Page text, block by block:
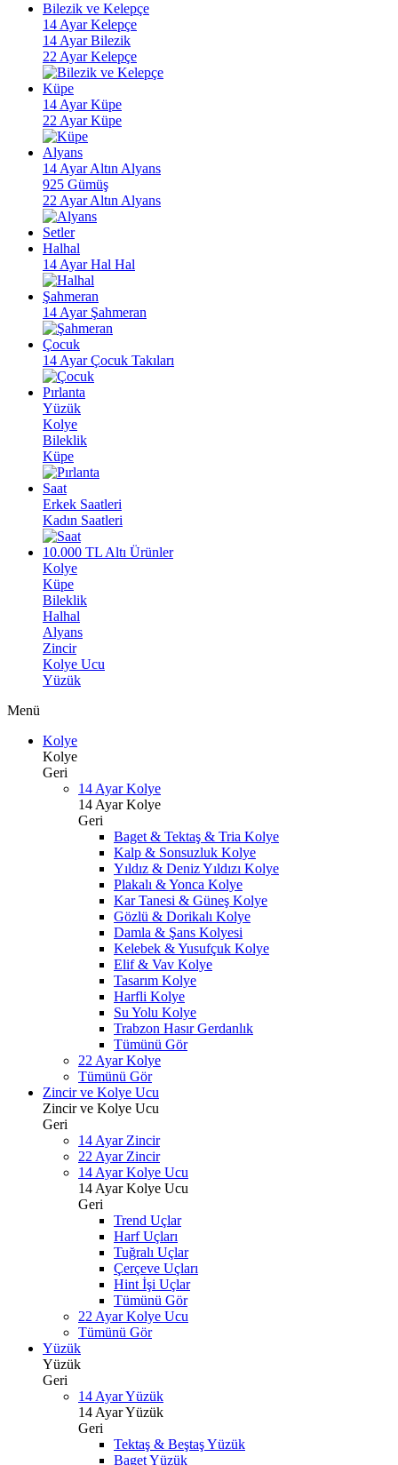
Bilezik ve Kelepçe
14 Ayar Kelepçe
14 Ayar Bilezik
22 Ayar Kelepçe
Küpe
14 Ayar Küpe
22 Ayar Küpe
Alyans
14 Ayar Altın Alyans
925 Gümüş
22 Ayar Altın Alyans
Setler
Halhal
14 Ayar Hal Hal
Şahmeran
14 Ayar Şahmeran
Çocuk
14 Ayar Çocuk Takıları
Pırlanta
Yüzük
Kolye
Bileklik
Küpe
Saat
Erkek Saatleri
Kadın Saatleri
10.000 TL Altı Ürünler
Kolye
Küpe
Bileklik
Halhal
Alyans
Zincir
Kolye Ucu
Yüzük
Menü
Kolye
Kolye
Geri
14 Ayar Kolye
14 Ayar Kolye
Geri
Baget & Tektaş & Tria Kolye
Kalp & Sonsuzluk Kolye
Yıldız & Deniz Yıldızı Kolye
Plakalı & Yonca Kolye
Kar Tanesi & Güneş Kolye
Gözlü & Dorikalı Kolye
Damla & Şans Kolyesi
Kelebek & Yusufçuk Kolye
Elif & Vav Kolye
Tasarım Kolye
Harfli Kolye
Su Yolu Kolye
Trabzon Hasır Gerdanlık
Tümünü Gör
22 Ayar Kolye
Tümünü Gör
Zincir ve Kolye Ucu
Zincir ve Kolye Ucu
Geri
14 Ayar Zincir
22 Ayar Zincir
14 Ayar Kolye Ucu
14 Ayar Kolye Ucu
Geri
Trend Uçlar
Harf Uçları
Tuğralı Uçlar
Çerçeve Uçları
Hint İşi Uçlar
Tümünü Gör
22 Ayar Kolye Ucu
Tümünü Gör
Yüzük
Yüzük
Geri
14 Ayar Yüzük
14 Ayar Yüzük
Geri
Tektaş & Beştaş Yüzük
Baget Yüzük